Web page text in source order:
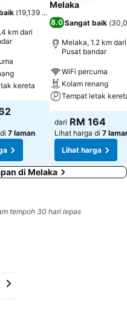
(19,139 penilaian
km dari
kereta
7 laman
Melaka
8.0 Sangat baik (
Melaka, 1.2 km dari
Pusat bandar
WiFi percuma
Kolam renang
Tempat letak
dari RM 164
Lihat harga di 7
Lihat harga
di Melaka
tempoh 30 hari lepas